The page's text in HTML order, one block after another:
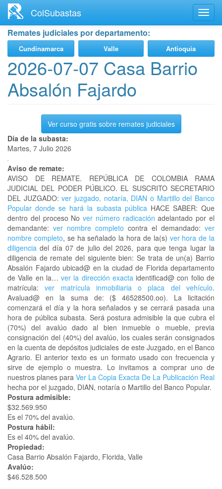
contenido
principal
ColSubastas
Remates judiciales por departamento:
Cundinamarca Valle Antioquia
2026-07-07 Casa Barrio
Absalón Fajardo
Ver curso gratis sobre remates judiciales
Día de la subasta:
Martes, 7 Julio 2026
Aviso de remate:
AVISO DE REMATE. REPÚBLICA DE COLOMBIA RAMA
JUDICIAL DEL PODER PÚBLICO. EL SUSCRITO SECRETARIO
DEL JUZGADO: ver juzgado, notaría, DIAN o Martillo del Banco
Popular donde se hará la subasta públicaHACE SABER: Que
dentro del proceso Nover número radicación adelantado por el
demandante: ver nombre completo contra el demandado: ver
nombre completo, se ha señalado la hora de la(s) ver hora de la
diligencia del día 07 de julio del 2026, para que tenga lugar la
diligencia de remate del siguiente bien: Se trata de un(a) Barrio
Absalón Fajardo ubicad@ en la ciudad de Florida departamento
de Valle en la…ver la dirección exactaidentificad@ con folio de
matrícula:ver matrícula inmobiliaria o placa del vehículo.
Avaluad@ en la suma de: ($ 46528500.oo). La licitación
comenzará el día y la hora señalados y se cerrará pasada una
hora de pública subasta. Será postura admisible la que cubra el
(70%) del avalúo dado al bien inmueble o mueble, previa
consignación del (40%) del avalúo, los cuales serán consignados
en la cuenta de depósitos judiciales de este Juzgado, en el Banco
Agrario. El anterior texto es un formato usado con frecuencia y
sirve de ejemplo o muestra. Lo invitamos a comprar uno de
nuestros planes para Ver La Copia Exacta De La Publicación Real
hecha por el juzgado, DIAN, notaría o Martillo del Banco Popular.
Postura admisible:
$32.569.950
Es el 70% del avalúo.
Postura hábil:
Es el 40% del avalúo.
Propiedad:
Casa Barrio Absalón Fajardo, Florida, Valle
Avalúo:
$46.528.500